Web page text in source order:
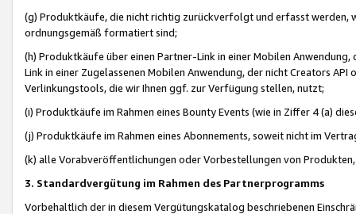
(g) Produktkäufe, die nicht richtig zurückverfolgt und erfasst werden,
ordnungsgemäß formatiert sind;
(h) Produktkäufe über einen Partner-Link in einer Mobilen
Link in einer Zugelassenen Mobilen Anwendung, der nicht Creators
Verlinkungstools, die wir Ihnen ggf. zur Verfügung stellen, nutzt;
(i) Produktkäufe im Rahmen eines Bounty Events (wie in Ziffer 4 (a)
(j) Produktkäufe im Rahmen eines Abonnements, soweit nicht im
(k) alle Vorabveröffentlichungen oder Vorbestellungen von
3. Standardvergütung im Rahmen des Partnerprogramms
Vorbehaltlich der in diesem Vergütungskatalog beschriebenen